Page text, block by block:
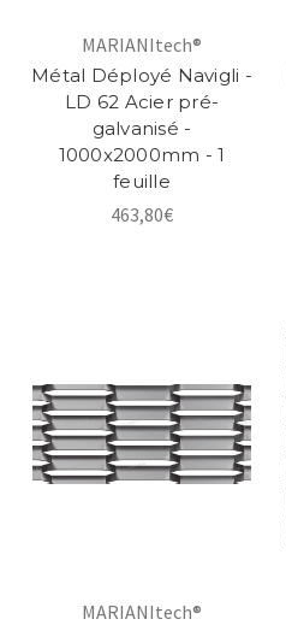
MARIANItech®
Métal Déployé Navigli -
LD 62 Acier pré-
galvanisé -
1000x2000mm - 1
feuille
463,80€
MARIANItech®